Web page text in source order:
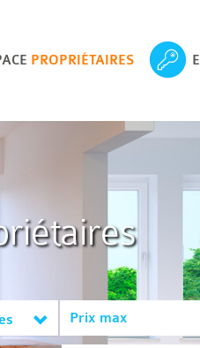
PROPRIÉTAIRES